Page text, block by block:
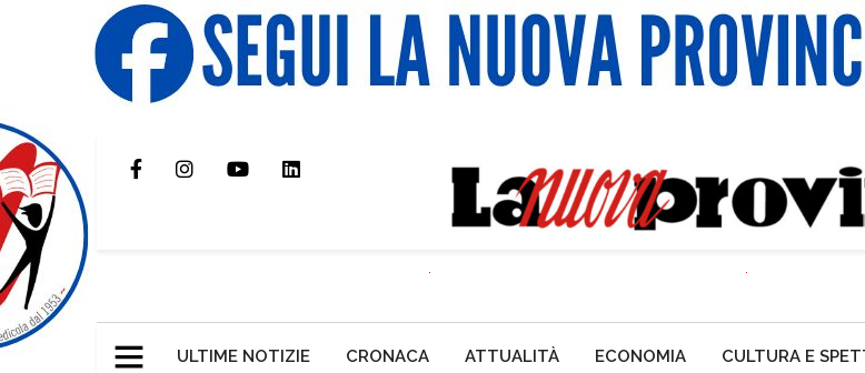
ULTIME NOTIZIE CRONACA ATTUALITÀ ECONOMIA CULTURA E